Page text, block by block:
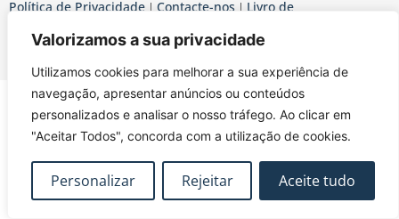
Valorizamos a sua privacidade
Utilizamos cookies para melhorar a sua experiência de
navegação, apresentar anúncios ou conteúdos
personalizados e analisar o nosso tráfego. Ao clicar em
"Aceitar Todos", concorda com a utilização de cookies.
Personalizar Rejeitar Aceite tudo
Política de Privacidade | Contacte-nos | Livro de
@2026 FUNDEC